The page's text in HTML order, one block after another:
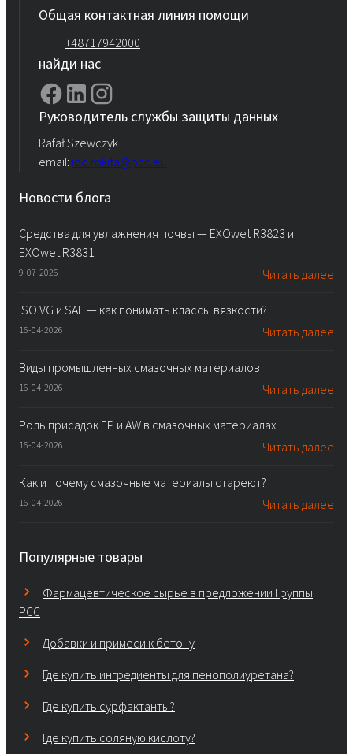
Общая контактная линия помощи
+48717942000
найди нас
Руководитель службы защиты данных
Rafał Szewczyk
email: iod.rokita@pcc.eu
Новости блога
Средства для увлажнения почвы — EXOwet R3823 и
EXOwet R3831
9-07-2026 Читать далее
ISO VG и SAE — как понимать классы вязкости?
16-04-2026 Читать далее
Виды промышленных смазочных материалов
16-04-2026 Читать далее
Роль присадок EP и AW в смазочных материалах
16-04-2026 Читать далее
Как и почему смазочные материалы стареют?
16-04-2026 Читать далее
Популярные товары
Фармацевтическое сырье в предложении Группы
PCC
Добавки и примеси к бетону
Где купить ингредиенты для пенополиуретана?
Где купить сурфактанты?
Где купить соляную кислоту?